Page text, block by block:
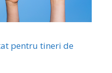
pentru tineri de